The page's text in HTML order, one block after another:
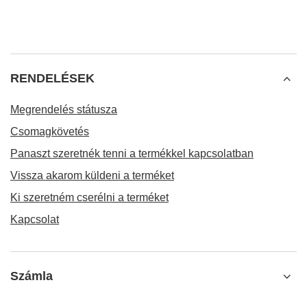
RENDELÉSEK
Megrendelés státusza
Csomagkövetés
Panaszt szeretnék tenni a termékkel kapcsolatban
Vissza akarom küldeni a terméket
Ki szeretném cserélni a terméket
Kapcsolat
Számla